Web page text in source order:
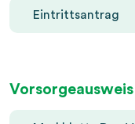
Eintrittsantrag
Vorsorgeausweis